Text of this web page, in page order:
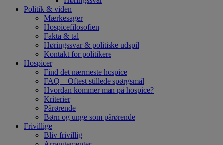
Politik & viden
Mærkesager
Hospicefilosofien
Fakta & tal
Høringssvar & politiske udspil
Kontakt for politikere
Hospicer
Find det nærmeste hospice
FAQ – Oftest stillede spørgsmål
Hvordan kommer man på hospice?
Kriterier
Pårørende
Børn og unge som pårørende
Frivillige
Bliv frivillig